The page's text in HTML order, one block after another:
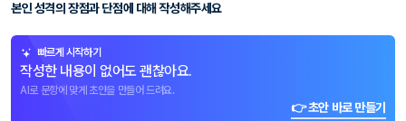
본인 성격의 장점과 단점에 대해 작성해주세요
빠르게 시작하기
작성한 내용이 없어도 괜찮아요.
AI로 문항에 맞게 초안을 만들어 드려요.
👉 초안 바로 만들기